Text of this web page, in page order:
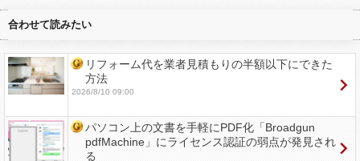
合わせて読みたい
リフォーム代を業者見積もりの半額以下にできた
方法
2026/8/10 09:00
パソコン上の文書を手軽にPDF化「Broadgun
pdfMachine」にライセンス認証の弱点が発見され
る